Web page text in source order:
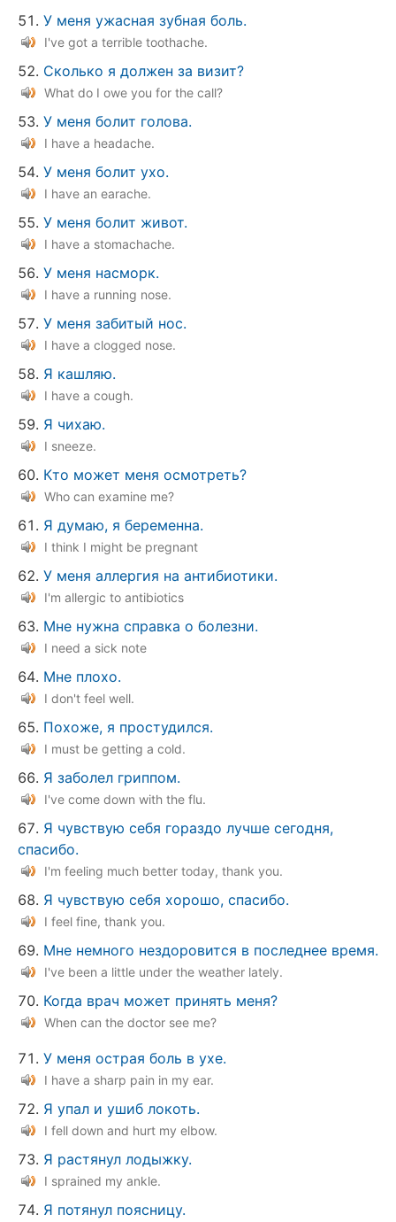
У меня ужасная зубная боль.
I've got a terrible toothache.
Сколько я должен за визит?
What do I owe you for the call?
У меня болит голова.
I have a headache.
У меня болит ухо.
I have an earache.
У меня болит живот.
I have a stomachache.
У меня насморк.
I have a running nose.
У меня забитый нос.
I have a clogged nose.
Я кашляю.
I have a cough.
Я чихаю.
I sneeze.
Кто может меня осмотреть?
Who can examine me?
Я думаю, я беременна.
I think I might be pregnant
У меня аллергия на антибиотики.
I'm allergic to antibiotics
Мне нужна справка о болезни.
I need a sick note
Мне плохо.
I don't feel well.
Похоже, я простудился.
I must be getting a cold.
Я заболел гриппом.
I've come down with the flu.
Я чувствую себя гораздо лучше сегодня,
спасибо.
I'm feeling much better today, thank you.
Я чувствую себя хорошо, спасибо.
I feel fine, thank you.
Мне немного нездоровится в последнее время.
I've been a little under the weather lately.
Когда врач может принять меня?
When can the doctor see me?
У меня острая боль в ухе.
I have a sharp pain in my ear.
Я упал и ушиб локоть.
I fell down and hurt my elbow.
Я растянул лодыжку.
I sprained my ankle.
Я потянул поясницу.